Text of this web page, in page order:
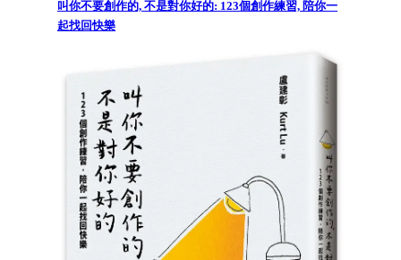
叫你不要創作的, 不是對你好的: 123個創作練習, 陪你一
起找回快樂